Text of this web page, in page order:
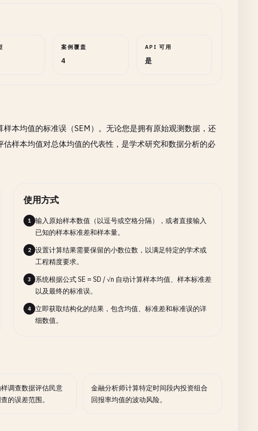
案例覆盖
4
API 可用
是
本均值的标准误（SEM）。无论您是拥有原始观测数据，还
样本均值对总体均值的代表性，是学术研究和数据分析的必
使用方式
1
输入原始样本数值（以逗号或空格分隔），或者直接输入
已知的样本标准差和样本量。
2
设置计算结果需要保留的小数位数，以满足特定的学术或
工程精度要求。
3
系统根据公式 SE = SD / √n 自动计算样本均值、样本标准差
以及最终的标准误。
4
立即获取结构化的结果，包含均值、标准差和标准误的详
细数值。
调查数据评估民意
的误差范围。
金融分析师计算特定时间段内投资组合
回报率均值的波动风险。